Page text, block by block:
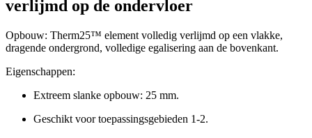
verlijmd op de ondervloer
Opbouw: Therm25™ element volledig verlijmd op een vlakke,
dragende ondergrond, volledige egalisering aan de bovenkant.
Eigenschappen:
Extreem slanke opbouw: 25 mm.
Geschikt voor toepassingsgebieden 1-2.